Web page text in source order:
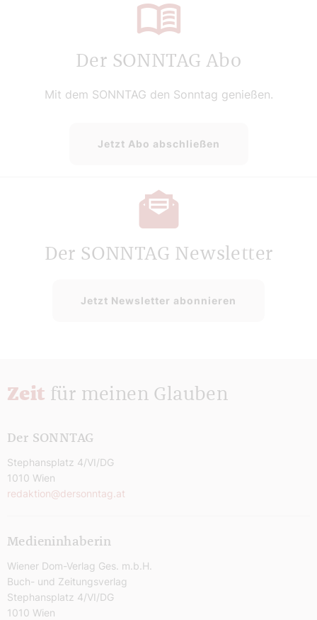
Der SONNTAG Abo
Mit dem SONNTAG den Sonntag genießen.
Jetzt Abo abschließen
Der SONNTAG Newsletter
Jetzt Newsletter abonnieren
Zeit für meinen Glauben
Der SONNTAG
Stephansplatz 4/VI/DG
1010 Wien
redaktion@dersonntag.at
Medieninhaberin
Wiener Dom-Verlag Ges. m.b.H.
Buch- und Zeitungsverlag
Stephansplatz 4/VI/DG
1010 Wien